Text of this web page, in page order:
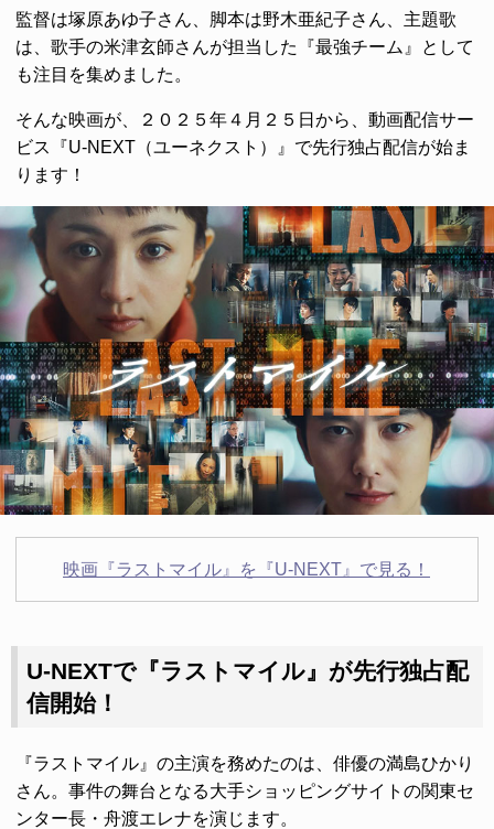
監督は塚原あゆ子さん、脚本は野木亜紀子さん、主題歌
は、歌手の米津玄師さんが担当した『最強チーム』として
も注目を集めました。
そんな映画が、２０２５年４月２５日から、動画配信サー
ビス『U-NEXT（ユーネクスト）』で先行独占配信が始ま
ります！
映画『ラストマイル』を『U-NEXT』で見る！
U-NEXTで『ラストマイル』が先行独占配
信開始！
『ラストマイル』の主演を務めたのは、俳優の満島ひかり
さん。事件の舞台となる大手ショッピングサイトの関東セ
ンター長・舟渡エレナを演じます。